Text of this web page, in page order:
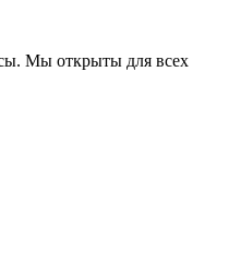
Мы открыты для всех